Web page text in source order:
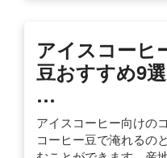
アイスコーヒ
豆おすすめ9
…
アイスコーヒー向けの
コーヒー豆で淹れるの